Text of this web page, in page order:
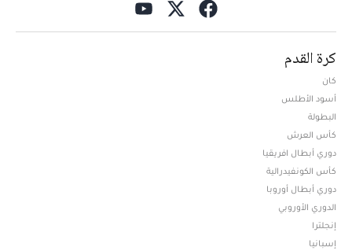
كرة القدم
كان
أسود الأطلس
البطولة
كأس العرش
دوري أبطال افريقيا
كأس الكونفيدرالية
دوري أبطال أوروبا
الدوري الأوروبي
إنجلترا
إسبانيا